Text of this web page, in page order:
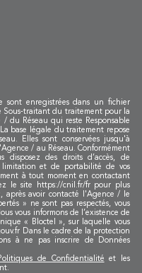
sont enregistrées dans un fichier
Sous-traitant du traitement pour la
du Réseau qui reste Responsable
base légale du traitement repose
Elles sont conservées jusqu'à
/ au Réseau. Conformément
des droits d’accès, de
limitation et de portabilité de vos
à tout moment en contactant
le site https://cnil.fr/fr pour plus
après avoir contacté l'Agence / le
» ne sont pas respectés, vous
vous informons de l’existence de
« Bloctel », sur laquelle vous
Dans le cadre de la protection
à ne pas inscrire de Données
de Confidentialité et les